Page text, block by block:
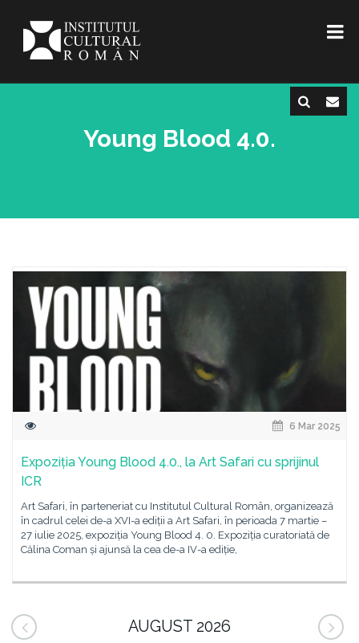
Young Blood 4.0.
6 Mar 2025
Expoziția Young Blood 4.0., la Art Safari cu sprijinul
ICR
Art Safari, în parteneriat cu Institutul Cultural Român, organizează
în cadrul celei de-a XVI-a ediții a Art Safari, în perioada 7 martie –
27 iulie 2025, expoziția Young Blood 4. 0. Expoziția curatoriată de
Călina Coman și ajunsă la cea de-a IV-a ediție,
AUGUST 2026